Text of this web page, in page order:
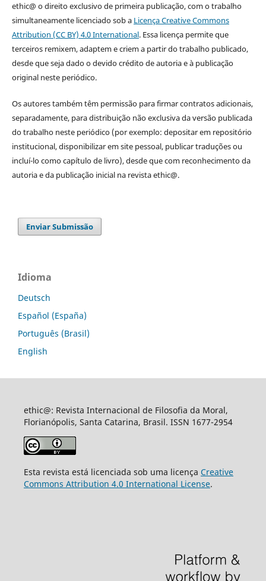
ethic@ o direito exclusivo de primeira publicação, com o trabalho
simultaneamente licenciado sob a Licença Creative Commons
Attribution (CC BY) 4.0 International. Essa licença permite que
terceiros remixem, adaptem e criem a partir do trabalho publicado,
desde que seja dado o devido crédito de autoria e à publicação
original neste periódico.
Os autores também têm permissão para firmar contratos adicionais,
separadamente, para distribuição não exclusiva da versão publicada
do trabalho neste periódico (por exemplo: depositar em repositório
institucional, disponibilizar em site pessoal, publicar traduções ou
incluí-lo como capítulo de livro), desde que com reconhecimento da
autoria e da publicação inicial na revista ethic@.
Enviar Submissão
Idioma
Deutsch
Español (España)
Português (Brasil)
English
ethic@: Revista Internacional de Filosofia da Moral,
Florianópolis, Santa Catarina, Brasil. ISSN 1677-2954
Esta revista está licenciada sob uma licença Creative
Commons Attribution 4.0 International License.